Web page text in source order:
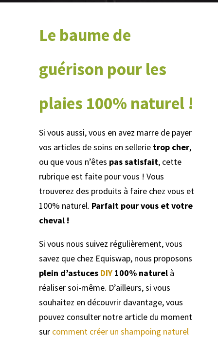
Le baume de
guérison pour les
plaies 100% naturel !
Si vous aussi, vous en avez marre de payer
vos articles de soins en sellerie trop cher,
ou que vous n’êtes pas satisfait, cette
rubrique est faite pour vous ! Vous
trouverez des produits à faire chez vous et
100% naturel. Parfait pour vous et votre
cheval !
Si vous nous suivez régulièrement, vous
savez que chez Equiswap, nous proposons
plein d’astuces DIY 100% naturel à
réaliser soi-même. D’ailleurs, si vous
souhaitez en découvrir davantage, vous
pouvez consulter notre article du moment
sur comment créer un shampoing naturel